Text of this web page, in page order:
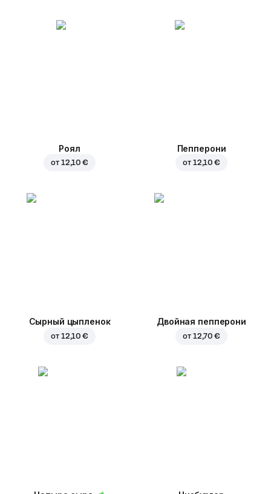
Роял
от 12,10 €
Пепперони
от 12,10 €
Сырный цыпленок
от 12,10 €
Двойная пепперони
от 12,70 €